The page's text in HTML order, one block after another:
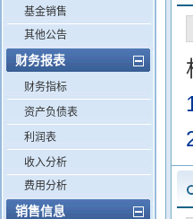
基金销售
其他公告
财务报表
财务指标
资产负债表
利润表
收入分析
费用分析
销售信息